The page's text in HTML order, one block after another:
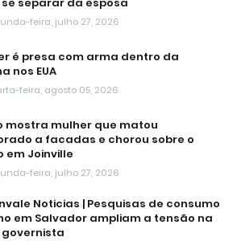
feira, julho 27, 2026
é presa com arma dentro da
nos EUA
feira, agosto 05, 2026
mostra mulher que matou
a facadas e chorou sobre o
em Joinville
feira, julho 27, 2026
Noticias | Pesquisas de consumo
em Salvador ampliam a tensão na
governista